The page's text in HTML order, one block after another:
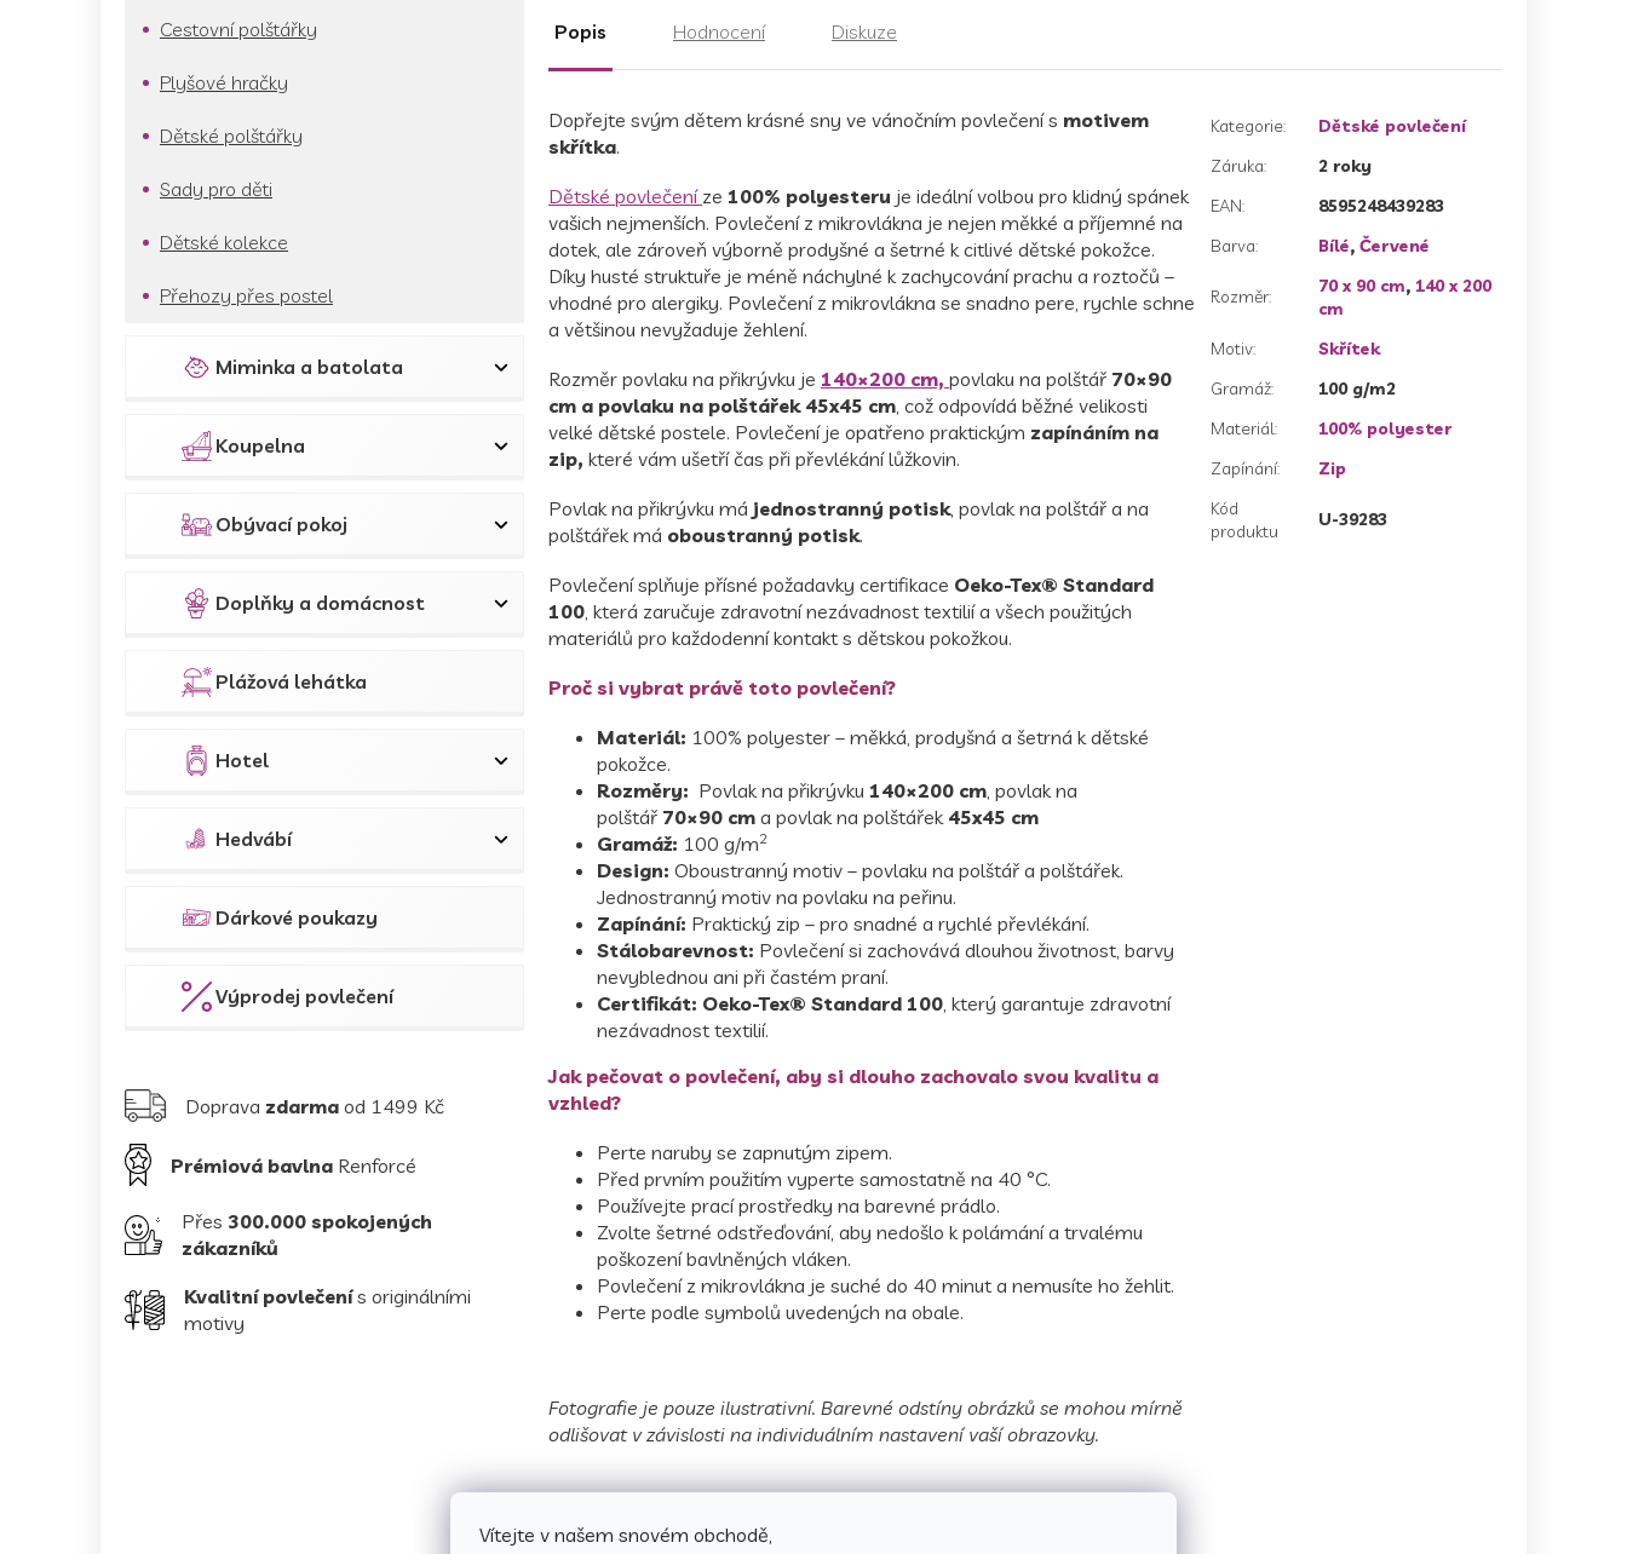
Vítejte v našem snovém obchodě,
Cestovní polštářky
Plyšové hračky
Dětské polštářky
Sady pro děti
Dětské kolekce
Přehozy přes postel
Miminka a batolata
Koupelna
Obývací pokoj
Doplňky a domácnost
Plážová lehátka
Hotel
Hedvábí
Dárkové poukazy
Výprodej povlečení
Doprava zdarma od 1499 Kč
Prémiová bavlna Renforcé
Přes 300.000 spokojených
zákazníků
Kvalitní povlečenís originálními
motivy
Popis Hodnocení Diskuze
Dopřejte svým dětem krásné sny ve vánočním povlečení s motivem
skřítka.
Dětské povlečení ze 100% polyesteru je ideální volbou pro klidný spánek
vašich nejmenších. Povlečení z mikrovlákna je nejen měkké a příjemné na
dotek, ale zároveň výborně prodyšné a šetrné k citlivé dětské pokožce.
Díky husté struktuře je méně náchylné k zachycování prachu a roztočů –
vhodné pro alergiky. Povlečení z mikrovlákna se snadno pere, rychle schne
a většinou nevyžaduje žehlení.
Rozměr povlaku na přikrývku je 140×200 cm, povlaku na polštář 70×90
cm a povlaku na polštářek 45x45 cm, což odpovídá běžné velikosti
velké dětské postele. Povlečení je opatřeno praktickým zapínáním na
zip, které vám ušetří čas při převlékání lůžkovin.
Povlak na přikrývku má jednostranný potisk, povlak na polštář a na
polštářek má oboustranný potisk.
Povlečení splňuje přísné požadavky certifikace Oeko-Tex® Standard
100, která zaručuje zdravotní nezávadnost textilií a všech použitých
materiálů pro každodenní kontakt s dětskou pokožkou.
Proč si vybrat právě toto povlečení?
Materiál: 100% polyester – měkká, prodyšná a šetrná k dětské
pokožce.
Rozměry: Povlak na přikrývku 140×200 cm, povlak na
polštář 70×90 cm a povlak na polštářek45x45 cm
Gramáž: 100 g/m2
Design: Oboustranný motiv – povlaku na polštář a polštářek.
Jednostranný motiv na povlaku na peřinu.
Zapínání: Praktický zip – pro snadné a rychlé převlékání.
Stálobarevnost: Povlečení si zachovává dlouhou životnost, barvy
nevyblednou ani při častém praní.
Certifikát: Oeko-Tex® Standard 100, který garantuje zdravotní
nezávadnost textilií.
Jak pečovat o povlečení, aby si dlouho zachovalo svou kvalitu a
vzhled?
Perte naruby se zapnutým zipem.
Před prvním použitím vyperte samostatně na 40 °C.
Používejte prací prostředky na barevné prádlo.
Zvolte šetrné odstřeďování, aby nedošlo k polámání a trvalému
poškození bavlněných vláken.
Povlečení z mikrovlákna je suché do 40 minut a nemusíte ho žehlit.
Perte podle symbolů uvedených na obale.
Fotografie je pouze ilustrativní. Barevné odstíny obrázků se mohou mírně
odlišovat v závislosti na individuálním nastavení vaší obrazovky.
Kategorie:
Dětské povlečení
Záruka:
2 roky
EAN:
8595248439283
Barva: Bílé,Červené
Rozměr: 70 x 90 cm,140 x 200
cm
Motiv:
Skřítek
Gramáž:
100 g/m2
Materiál:
100% polyester
Zapínání:
Zip
Kód
produktu
U-39283